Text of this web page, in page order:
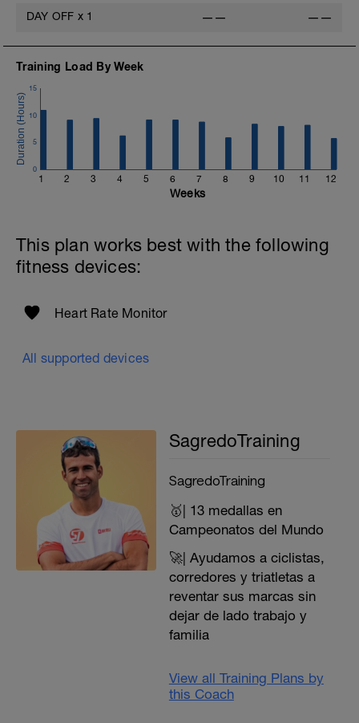
DAY OFF x 1 —— ——
Training Load By Week
1 2 3 4 5 6 7 8 9 10 11 12
0
5
10
15
Weeks
This plan works best with the following
fitness devices:
Heart Rate Monitor
All supported devices
SagredoTraining
SagredoTraining
🥇| 13 medallas en
Campeonatos del Mundo
🚀| Ayudamos a ciclistas,
corredores y triatletas a
reventar sus marcas sin
dejar de lado trabajo y
familia
View all Training Plans by
this Coach